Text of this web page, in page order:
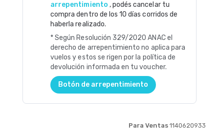
arrepentimiento , podés cancelar tu
compra dentro de los 10 días corridos de
haberla realizado.
* Según Resolución 329/2020 ANAC el
derecho de arrepentimiento no aplica para
vuelos y estos se rigen por la política de
devolución informada en tu voucher.
Botón de arrepentimiento
Para Ventas 1140620933